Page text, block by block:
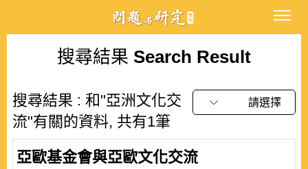
搜尋結果 Search Result
搜尋結果 : 和"亞洲文化交
流"有關的資料, 共有1筆
請選擇
亞歐基金會與亞歐文化交流